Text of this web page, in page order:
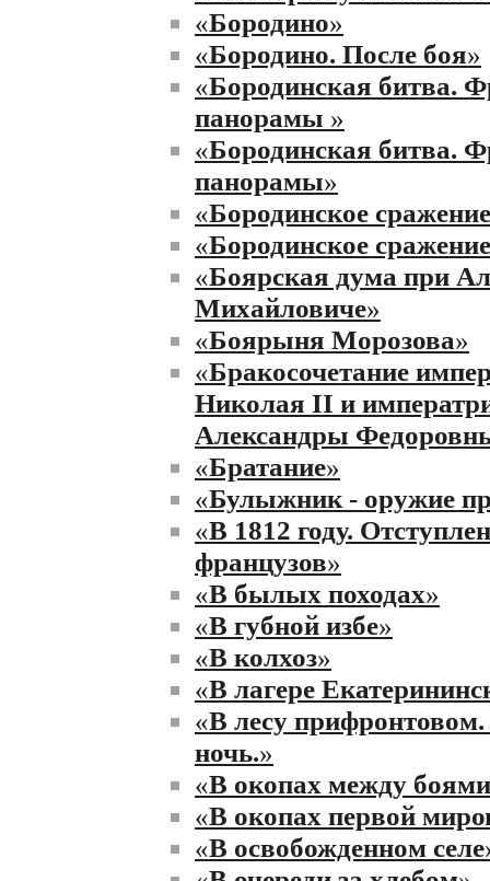
«Бородино»
«Бородино. После боя»
«Бородинская битва.
панорамы »
«Бородинская битва.
панорамы»
«Бородинское сражение
«Бородинское сражение
«Боярская дума при
Михайловиче»
«Боярыня Морозова»
«Бракосочетание
Николая II и
Александры
«Братание»
«Булыжник - оружие
«В 1812 году.
французов»
«В былых походах»
«В губной избе»
«В колхоз»
«В лагере
«В лесу
ночь.»
«В окопах между боями
«В окопах первой
«В освобожденном селе